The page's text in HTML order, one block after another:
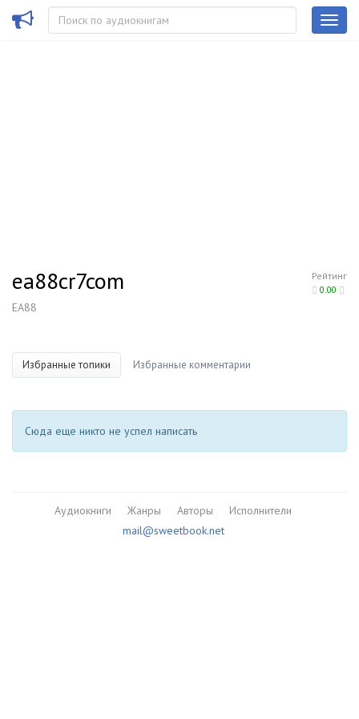
Рейтинг
0.00
ea88cr7com
EA88
Избранные топики Избранные комментарии
Сюда еще никто не успел написать
Аудиокниги Жанры Авторы
Исполнители
mail@sweetbook.net